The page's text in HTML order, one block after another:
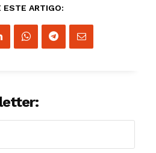
ESTE ARTIGO: